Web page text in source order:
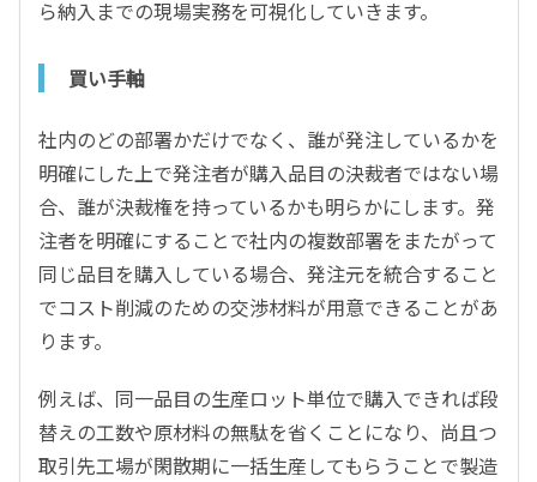
ら納入までの現場実務を可視化していきます。
買い手軸
社内のどの部署かだけでなく、誰が発注しているかを
明確にした上で発注者が購入品目の決裁者ではない場
合、誰が決裁権を持っているかも明らかにします。発
注者を明確にすることで社内の複数部署をまたがって
同じ品目を購入している場合、発注元を統合すること
でコスト削減のための交渉材料が用意できることがあ
ります。
例えば、同一品目の生産ロット単位で購入できれば段
替えの工数や原材料の無駄を省くことになり、尚且つ
取引先工場が閑散期に一括生産してもらうことで製造